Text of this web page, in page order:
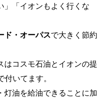
年7月29日
」「イオンもよく行くな
ド・オーパスで大きく節約
はコスモ石油とイオンの提
いてます。
灯油を給油できることに加